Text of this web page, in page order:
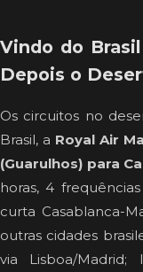
Vindo do
Depois o
Os circuitos no
Brasil, a Royal Air
(Guarulhos) para
horas, 4
curta Casablanca-
outras cidades
via Lisboa/